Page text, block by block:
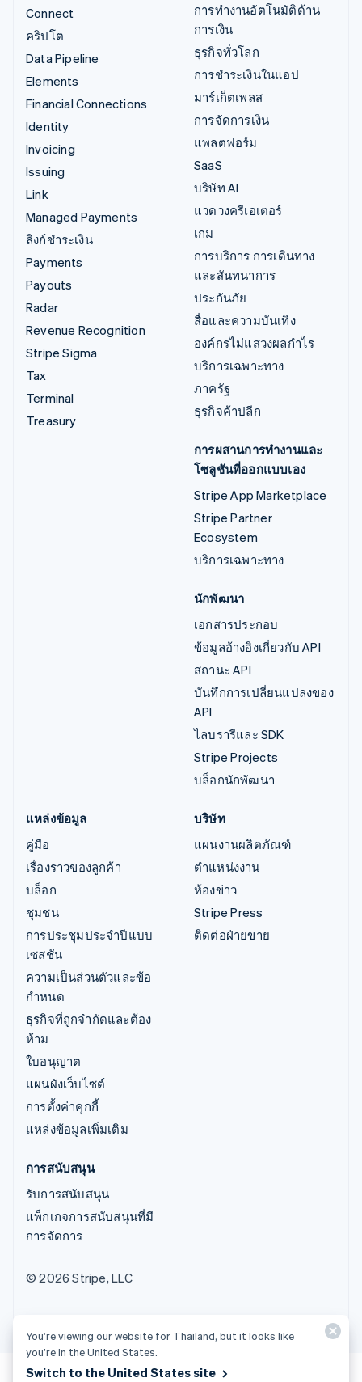
Connect
คริปโต
Data Pipeline
Elements
Financial Connections
Identity
Invoicing
Issuing
Link
Managed Payments
ลิงก์ชำระเงิน
Payments
Payouts
Radar
Revenue Recognition
Stripe Sigma
Tax
Terminal
Treasury
การทำงานอัตโนมัติด้าน
การเงิน
ธุรกิจทั่วโลก
การชำระเงินในแอป
มาร์เก็ตเพลส
การจัดการเงิน
แพลตฟอร์ม
SaaS
บริษัท AI
แวดวงครีเอเตอร์
เกม
การบริการ การเดินทาง
และสันทนาการ
ประกันภัย
สื่อและความบันเทิง
องค์กรไม่แสวงผลกำไร
บริการเฉพาะทาง
ภาครัฐ
ธุรกิจค้าปลีก
การผสานการทำงานและ
โซลูชันที่ออกแบบเอง
Stripe App Marketplace
Stripe Partner
Ecosystem
บริการเฉพาะทาง
นักพัฒนา
เอกสารประกอบ
ข้อมูลอ้างอิงเกี่ยวกับ API
สถานะ API
บันทึกการเปลี่ยนแปลงของ
API
ไลบรารีและ SDK
Stripe Projects
บล็อกนักพัฒนา
แหล่งข้อมูล
คู่มือ
เรื่องราวของลูกค้า
บล็อก
ชุมชน
การประชุมประจำปีแบบ
เซสชัน
ความเป็นส่วนตัวและข้อ
กำหนด
ธุรกิจที่ถูกจำกัดและต้อง
ห้าม
ใบอนุญาต
แผนผังเว็บไซต์
การตั้งค่าคุกกี้
แหล่งข้อมูลเพิ่มเติม
บริษัท
แผนงานผลิตภัณฑ์
ตำแหน่งงาน
ห้องข่าว
Stripe Press
ติดต่อฝ่ายขาย
การสนับสนุน
รับการสนับสนุน
แพ็กเกจการสนับสนุนที่มี
การจัดการ
© 2026 Stripe, LLC
You’re viewing our website for Thailand, but it looks like
you’re in the United States.
Switch to the United States site